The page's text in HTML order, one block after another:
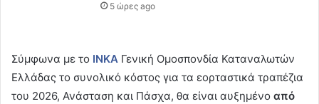
5 ώρες ago
Σύμφωνα με το ΙΝΚΑ Γενική Ομοσπονδία Καταναλωτών
Ελλάδας το συνολικό κόστος για τα εορταστικά τραπέζια
του 2026, Ανάσταση και Πάσχα, θα είναι αυξημένο από